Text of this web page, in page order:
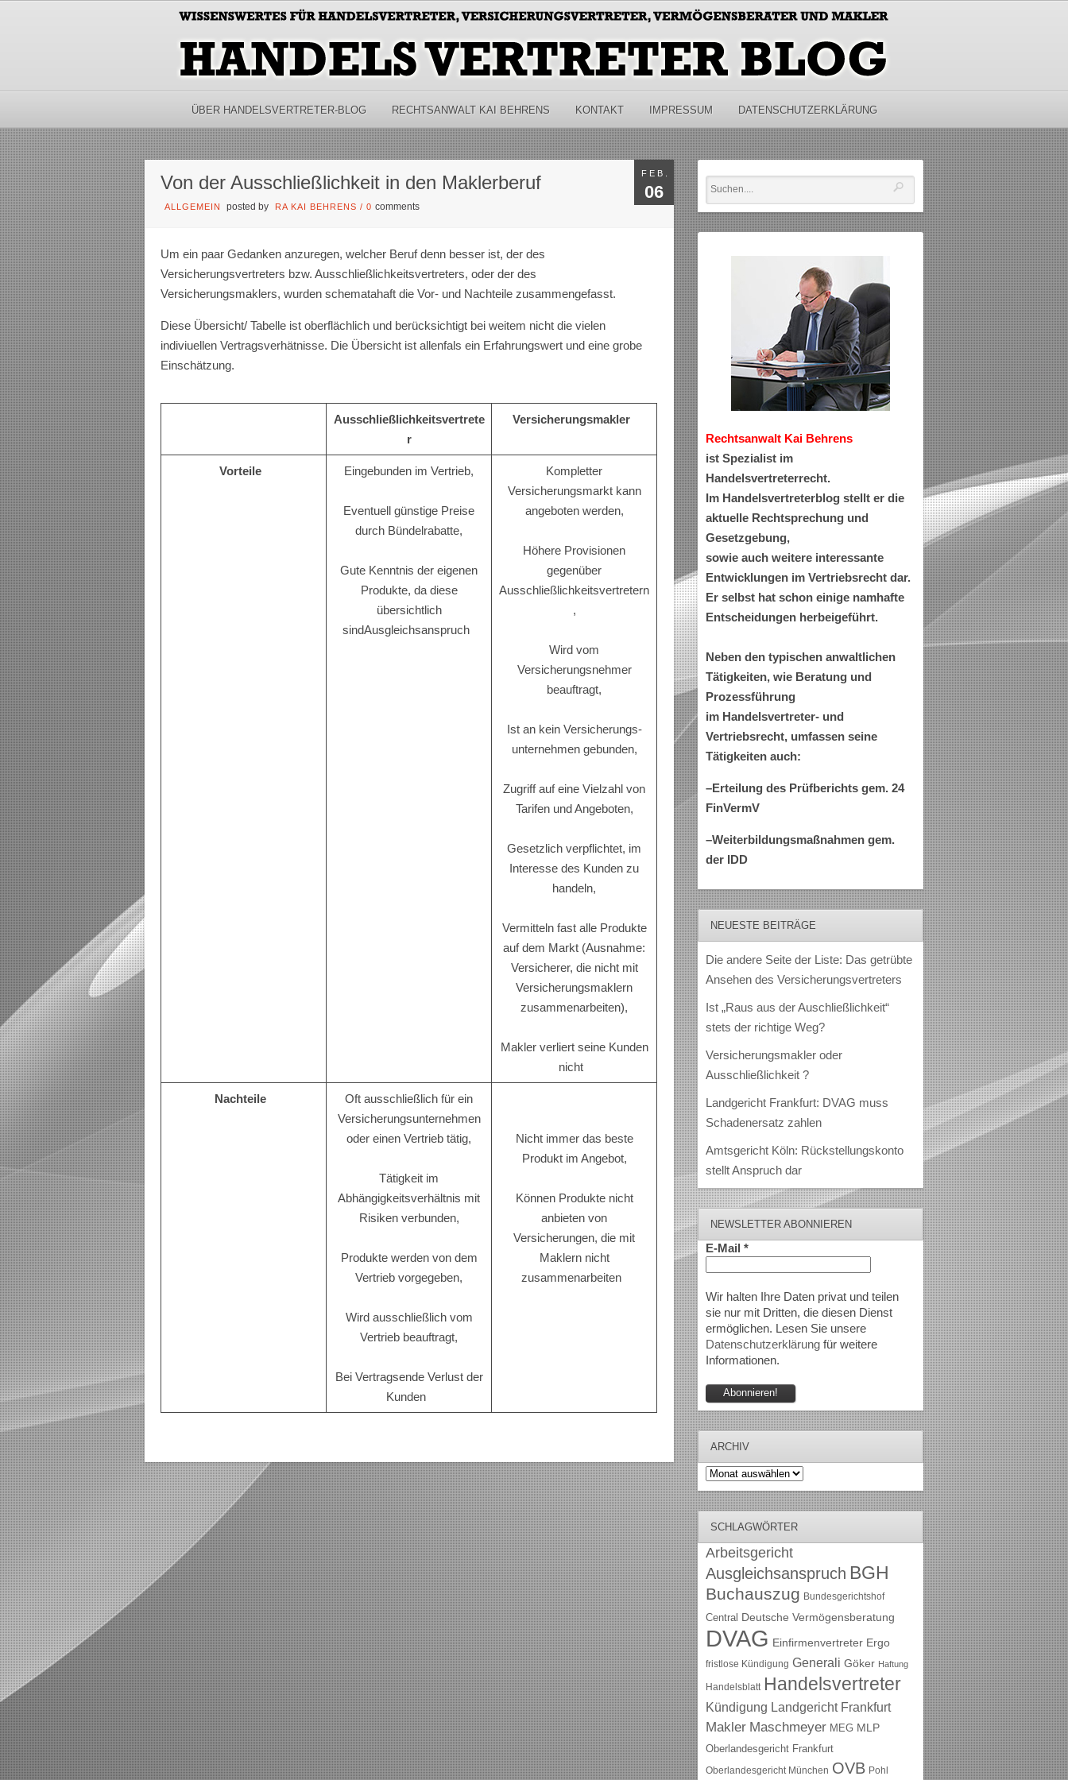
ÜBER HANDELSVERTRETER-BLOG RECHTSANWALT KAI BEHRENS KONTAKT IMPRESSUM DATENSCHUTZERKLÄRUNG
FEB.
06
Von der Ausschließlichkeit in den Maklerberuf
ALLGEMEIN posted by RA KAI BEHRENS /0comments
Um ein paar Gedanken anzuregen, welcher Beruf denn besser ist, der des
Versicherungsvertreters bzw. Ausschließlichkeitsvertreters, oder der des
Versicherungsmaklers, wurden schematahaft die Vor- und Nachteile zusammengefasst.
Diese Übersicht/ Tabelle ist oberflächlich und berücksichtigt bei weitem nicht die vielen
indiviuellen Vertragsverhätnisse. Die Übersicht ist allenfals ein Erfahrungswert und eine grobe
Einschätzung.
Ausschließlichkeitsvertrete
r
Versicherungsmakler
Vorteile Eingebunden im Vertrieb,
Eventuell günstige Preise
durch Bündelrabatte,
Gute Kenntnis der eigenen
Produkte, da diese
übersichtlich
sindAusgleichsanspruch
Kompletter
Versicherungsmarkt kann
angeboten werden,
Höhere Provisionen
gegenüber
Ausschließlichkeitsvertretern
,
Wird vom
Versicherungsnehmer
beauftragt,
Ist an kein Versicherungs-
unternehmen gebunden,
Zugriff auf eine Vielzahl von
Tarifen und Angeboten,
Gesetzlich verpflichtet, im
Interesse des Kunden zu
handeln,
Vermitteln fast alle Produkte
auf dem Markt (Ausnahme:
Versicherer, die nicht mit
Versicherungsmaklern
zusammenarbeiten),
Makler verliert seine Kunden
nicht
Nachteile
Oft ausschließlich für ein
Versicherungsunternehmen
oder einen Vertrieb tätig,
Tätigkeit im
Abhängigkeitsverhältnis mit
Risiken verbunden,
Produkte werden von dem
Vertrieb vorgegeben,
Wird ausschließlich vom
Vertrieb beauftragt,
Bei Vertragsende Verlust der
Kunden
Nicht immer das beste
Produkt im Angebot,
Können Produkte nicht
anbieten von
Versicherungen, die mit
Maklern nicht
zusammenarbeiten
Rechtsanwalt Kai Behrens
ist Spezialist im
Handelsvertreterrecht.
Im Handelsvertreterblog stellt er die
aktuelle Rechtsprechung und
Gesetzgebung,
sowie auch weitere interessante
Entwicklungen im Vertriebsrecht dar.
Er selbst hat schon einige namhafte
Entscheidungen herbeigeführt.
Neben den typischen anwaltlichen
Tätigkeiten, wie Beratung und
Prozessführung
im Handelsvertreter- und
Vertriebsrecht, umfassen seine
Tätigkeiten auch:
–Erteilung des Prüfberichts gem. 24
FinVermV
–Weiterbildungsmaßnahmen gem.
der IDD
NEUESTE BEITRÄGE
Die andere Seite der Liste: Das getrübte
Ansehen des Versicherungsvertreters
Ist „Raus aus der Auschließlichkeit“
stets der richtige Weg?
Versicherungsmakler oder
Ausschließlichkeit ?
Landgericht Frankfurt: DVAG muss
Schadenersatz zahlen
Amtsgericht Köln: Rückstellungskonto
stellt Anspruch dar
NEWSLETTER ABONNIEREN
E-Mail *
Wir halten Ihre Daten privat und teilen
sie nur mit Dritten, die diesen Dienst
ermöglichen. Lesen Sie unsere
Datenschutzerklärungfür weitere
Informationen.
ARCHIV
Archiv
SCHLAGWÖRTER
Arbeitsgericht
Ausgleichsanspruch BGH
Buchauszug Bundesgerichtshof
Central Deutsche Vermögensberatung
DVAG Einfirmenvertreter Ergo
fristlose Kündigung Generali Göker Haftung
Handelsblatt Handelsvertreter
Kündigung Landgericht Frankfurt
Makler Maschmeyer MEG MLP
Oberlandesgericht Frankfurt
Oberlandesgericht München OVB Pohl